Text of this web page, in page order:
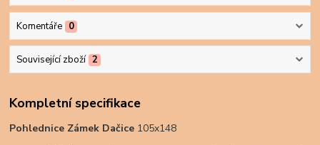
Komentáře 0
Související zboží 2
Kompletní specifikace
Pohlednice Zámek Dačice 105x148